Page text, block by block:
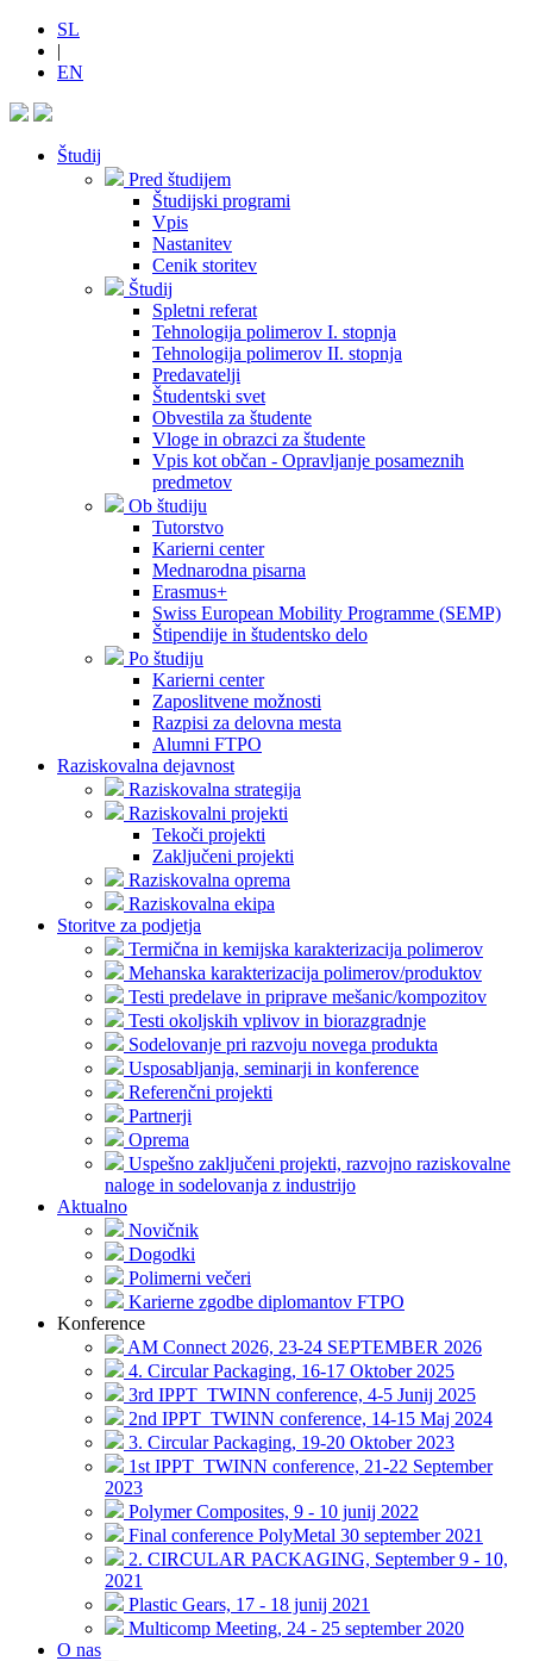
SL
|
EN
Študij
Pred študijem
Študijski programi
Vpis
Nastanitev
Cenik storitev
Študij
Spletni referat
Tehnologija polimerov I. stopnja
Tehnologija polimerov II. stopnja
Predavatelji
Študentski svet
Obvestila za študente
Vloge in obrazci za študente
Vpis kot občan - Opravljanje posameznih
predmetov
Ob študiju
Tutorstvo
Karierni center
Mednarodna pisarna
Erasmus+
Swiss European Mobility Programme (SEMP)
Štipendije in študentsko delo
Po študiju
Karierni center
Zaposlitvene možnosti
Razpisi za delovna mesta
Alumni FTPO
Raziskovalna dejavnost
Raziskovalna strategija
Raziskovalni projekti
Tekoči projekti
Zaključeni projekti
Raziskovalna oprema
Raziskovalna ekipa
Storitve za podjetja
Termična in kemijska karakterizacija polimerov
Mehanska karakterizacija polimerov/produktov
Testi predelave in priprave mešanic/kompozitov
Testi okoljskih vplivov in biorazgradnje
Sodelovanje pri razvoju novega produkta
Usposabljanja, seminarji in konference
Referenčni projekti
Partnerji
Oprema
Uspešno zaključeni projekti, razvojno raziskovalne
naloge in sodelovanja z industrijo
Aktualno
Novičnik
Dogodki
Polimerni večeri
Karierne zgodbe diplomantov FTPO
Konference
AM Connect 2026, 23-24 SEPTEMBER 2026
4. Circular Packaging, 16-17 Oktober 2025
3rd IPPT_TWINN conference, 4-5 Junij 2025
2nd IPPT_TWINN conference, 14-15 Maj 2024
3. Circular Packaging, 19-20 Oktober 2023
1st IPPT_TWINN conference, 21-22 September
2023
Polymer Composites, 9 - 10 junij 2022
Final conference PolyMetal 30 september 2021
2. CIRCULAR PACKAGING, September 9 - 10,
2021
Plastic Gears, 17 - 18 junij 2021
Multicomp Meeting, 24 - 25 september 2020
O nas